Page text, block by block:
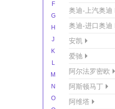
F
G
H
J
K
L
M
N
O
奥迪-上汽奥迪
奥迪-进口奥迪
安凯
爱驰
阿尔法罗密欧
阿斯顿马丁
阿维塔